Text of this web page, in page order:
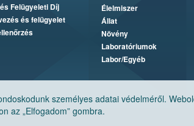
személyes adatai védelméről.
az „Elfogadom” gombra.
Felügyeleti Díj
és felügyelet
Élelmiszer
Állat
Növény
Laboratóriumok
Labor/Egyéb